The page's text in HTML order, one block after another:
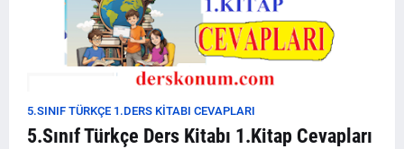
5.SINIF TÜRKÇE 1.DERS KİTABI CEVAPLARI
5.Sınıf Türkçe Ders Kitabı 1.Kitap Cevapları